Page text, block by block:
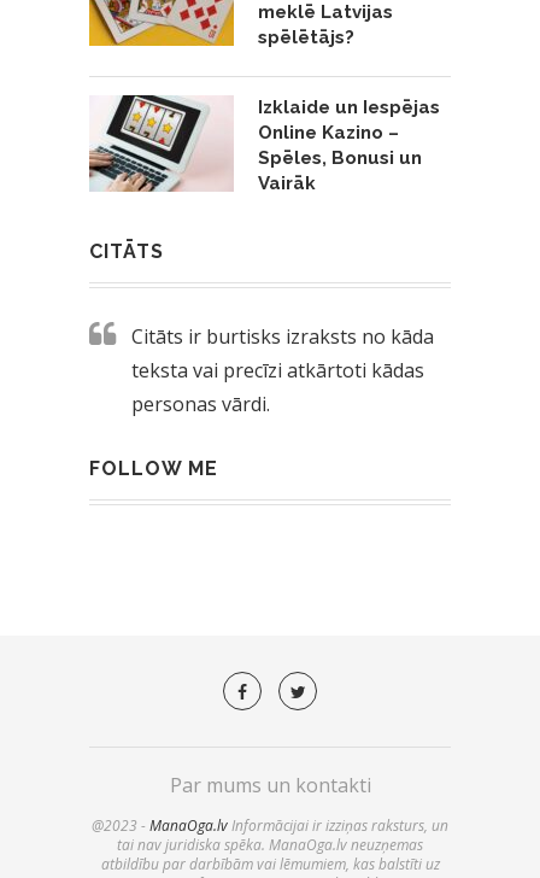
meklē Latvijas
spēlētājs?
Izklaide un Iespējas
Online Kazino –
Spēles, Bonusi un
Vairāk
CITĀTS
Citāts ir burtisks izraksts no kāda
teksta vai precīzi atkārtoti kādas
personas vārdi.
FOLLOW ME
Par mums un kontakti
@2023 - ManaOga.lvInformācijai ir izziņas raksturs, un
tai nav juridiska spēka. ManaOga.lv neuzņemas
atbildību par darbībām vai lēmumiem, kas balstīti uz